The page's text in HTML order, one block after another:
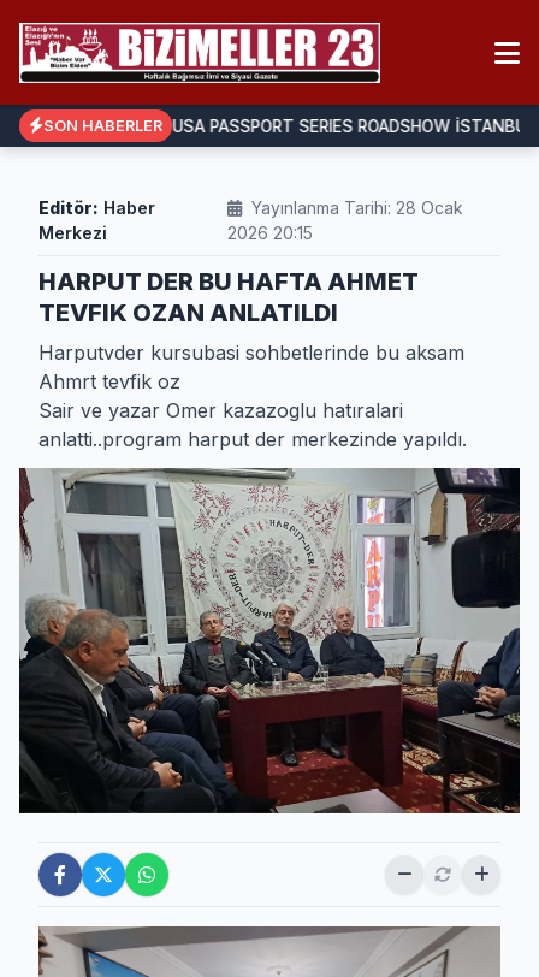
SON HABERLER
IMDO, IIUSA PASSPORT SERIES ROADSHOW İSTANBUL
Editör: Haber
Merkezi
Yayınlanma Tarihi: 28 Ocak
2026 20:15
HARPUT DER BU HAFTA AHMET
TEVFIK OZAN ANLATILDI
Harputvder kursubasi sohbetlerinde bu aksam
Ahmrt tevfik oz
Sair ve yazar Omer kazazoglu hatıralari
anlatti..program harput der merkezinde yapıldı.